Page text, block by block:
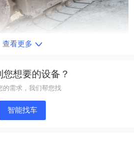
查看更多
您想要的设备？
的需求，我们帮您找
智能找车